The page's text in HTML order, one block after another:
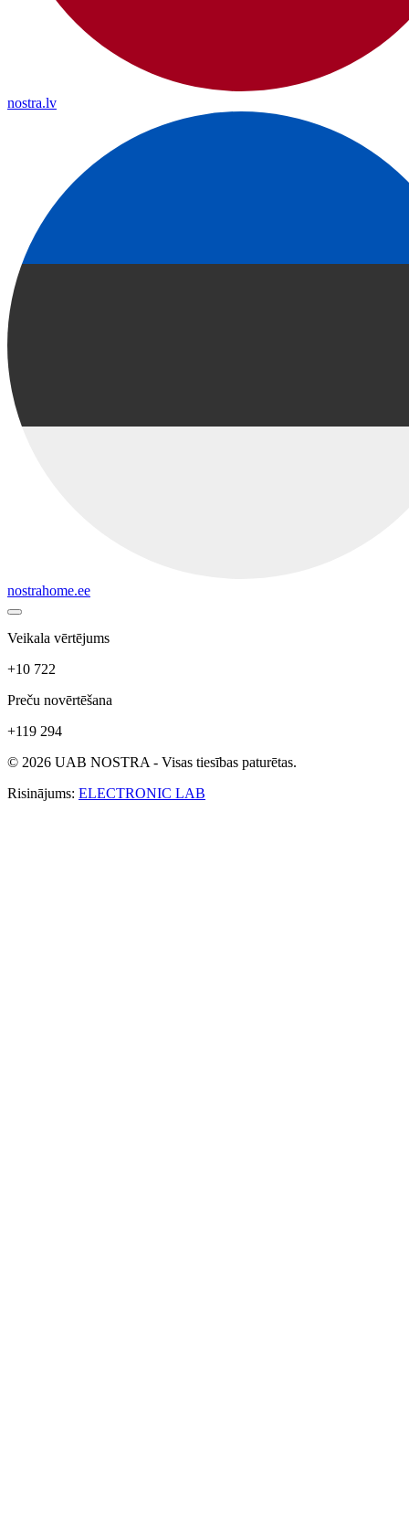
nostra.lv
nostrahome.ee
Veikala vērtējums
+10 722
Preču novērtēšana
+119 294
© 2026 UAB NOSTRA - Visas tiesības paturētas.
Risinājums: ELECTRONIC LAB